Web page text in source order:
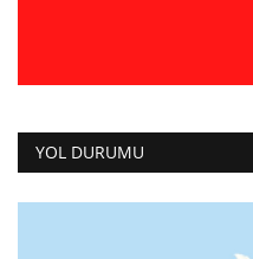
YOL DURUMU